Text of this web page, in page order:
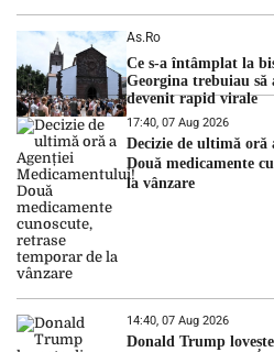
As.ro
Ce s-a întâmplat la
Georgina trebuiau
devenit rapid virale
17:40, 07 Aug 2026
Decizie de ultimă
Două medicamente
la vânzare
14:40, 07 Aug 2026
Donald Trump